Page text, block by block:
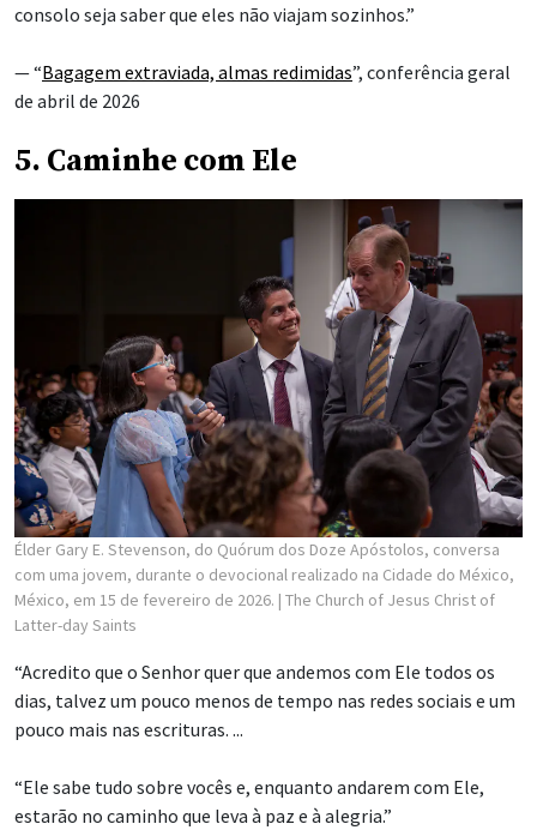
consolo seja saber que eles não viajam sozinhos.”
— “Bagagem extraviada, almas redimidas”, conferência geral
de abril de 2026
5. Caminhe com Ele
Élder Gary E. Stevenson, do Quórum dos Doze Apóstolos, conversa
com uma jovem, durante o devocional realizado na Cidade do México,
México, em 15 de fevereiro de 2026. | The Church of Jesus Christ of
Latter-day Saints
“Acredito que o Senhor quer que andemos com Ele todos os
dias, talvez um pouco menos de tempo nas redes sociais e um
pouco mais nas escrituras. ...
“Ele sabe tudo sobre vocês e, enquanto andarem com Ele,
estarão no caminho que leva à paz e à alegria.”